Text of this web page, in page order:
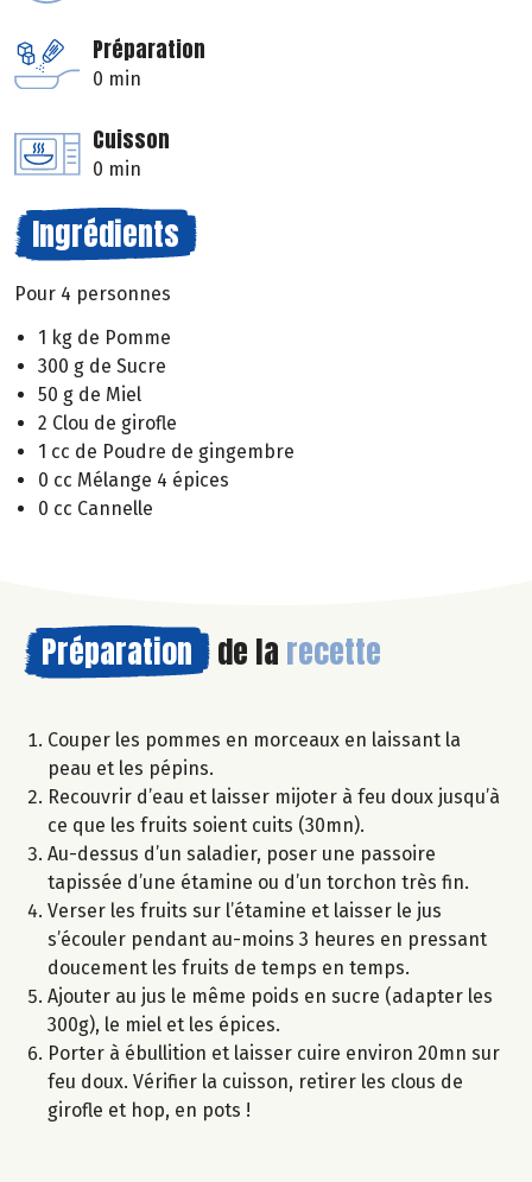
Préparation
0 min
Cuisson
0 min
Ingrédients
Pour 4 personnes
1 kg de Pomme
300 g de Sucre
50 g de Miel
2 Clou de girofle
1 cc de Poudre de gingembre
0 cc Mélange 4 épices
0 cc Cannelle
Préparation de la recette
Couper les pommes en morceaux en laissant la
peau et les pépins.
Recouvrir d’eau et laisser mijoter à feu doux jusqu’à
ce que les fruits soient cuits (30mn).
Au-dessus d’un saladier, poser une passoire
tapissée d’une étamine ou d’un torchon très fin.
Verser les fruits sur l’étamine et laisser le jus
s’écouler pendant au-moins 3 heures en pressant
doucement les fruits de temps en temps.
Ajouter au jus le même poids en sucre (adapter les
300g), le miel et les épices.
Porter à ébullition et laisser cuire environ 20mn sur
feu doux. Vérifier la cuisson, retirer les clous de
girofle et hop, en pots !